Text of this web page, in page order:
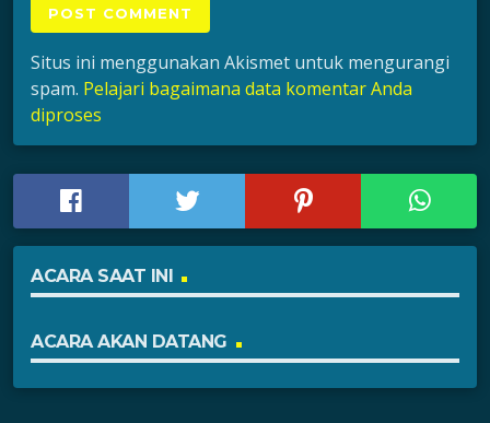
Situs ini menggunakan Akismet untuk mengurangi
spam. Pelajari bagaimana data komentar Anda
diproses
ACARA SAAT INI
ACARA AKAN DATANG